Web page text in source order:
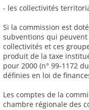
- les collectivités
Si la commission est
subventions qui
collectivités et ces
produit de la taxe
pour 2000 (n° 99-1172
définies en loi de
Les comptes de la
chambre régionale des